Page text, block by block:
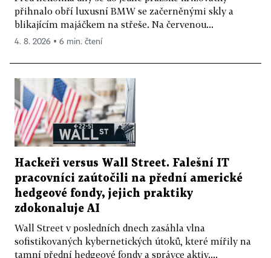
přihnalo obří luxusní BMW se začerněnými skly a
blikajícím majáčkem na střeše. Na červenou...
4. 8. 2026 ▪ 6 min. čtení
Hackeři versus Wall Street. Falešní IT
pracovníci zaútočili na přední americké
hedgeové fondy, jejich praktiky
zdokonaluje AI
Wall Street v posledních dnech zasáhla vlna
sofistikovaných kybernetických útoků, které mířily na
tamní přední hedgeové fondy a správce aktiv....